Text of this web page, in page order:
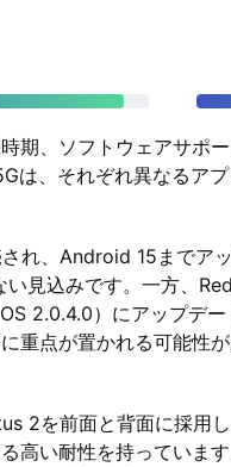
期、ソフトウェアサポ
は、それぞれ異なるア
れ、Android 15までア
い見込みです。一方、
2.0.4.0）にアップデ
重点が置かれる可能性
2を前面と背面に採用
高い耐性を持っていま